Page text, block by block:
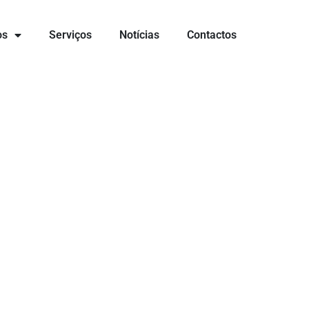
Serviços Notícias Contactos